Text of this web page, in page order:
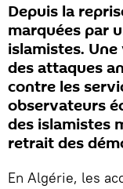
Depuis la
marquées par
islamistes.
des attaques
contre les
observateurs
des islamistes
retrait des
En Algérie, les